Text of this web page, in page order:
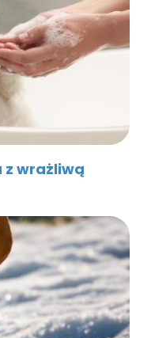
z wrażliwą